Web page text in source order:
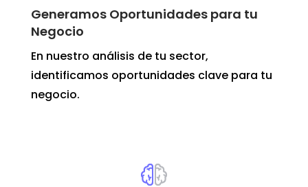
Generamos Oportunidades para tu
Negocio
En nuestro análisis de tu sector,
identificamos oportunidades clave para tu
negocio.